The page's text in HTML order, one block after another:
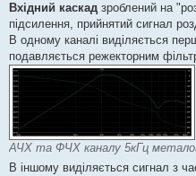
Вхідний каскад зроблений на
підсилення, прийнятий сигнал
В одному каналі виділяється
подавляється режекторним
АЧХ та ФЧХ каналу 5кГц
В іншому виділяється сигнал з